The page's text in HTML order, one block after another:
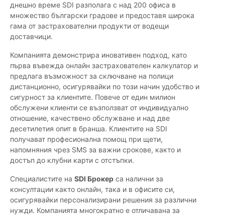
днешно време SDI разполага с над 200 офиса в
множество български градове и предоставя широка
гама от застрахователни продукти от водещи
доставчици.
Компанията демонстрира иновативен подход, като
първа въвежда онлайн застрахователен калкулатор и
предлага възможност за сключване на полици
дистанционно, осигурявайки по този начин удобство и
сигурност за клиентите. Повече от един милион
обслужени клиенти се възползват от индивидуално
отношение, качествено обслужване и над две
десетилетия опит в бранша. Клиентите на SDI
получават професионална помощ при щети,
напомняния чрез SMS за важни срокове, както и
достъп до клубни карти с отстъпки.
Специалистите на SDI Брокер са налични за
консултации както онлайн, така и в офисите си,
осигурявайки персонализирани решения за различни
нужди. Компанията многократно е отличавана за